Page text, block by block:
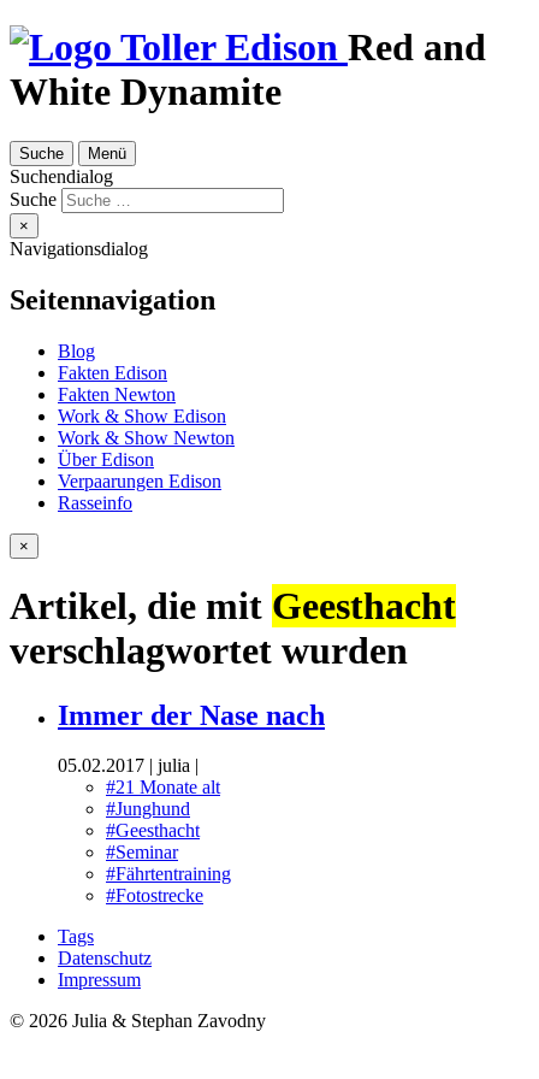
Red and
White Dynamite
Suche Menü
Suchendialog
Suche
×
Navigationsdialog
Seitennavigation
Blog
Fakten Edison
Fakten Newton
Work & Show Edison
Work & Show Newton
Über Edison
Verpaarungen Edison
Rasseinfo
×
Artikel, die mit Geesthacht
verschlagwortet wurden
Immer der Nase nach
05.02.2017 julia
#21 Monate alt
#Junghund
#Geesthacht
#Seminar
#Fährtentraining
#Fotostrecke
Tags
Datenschutz
Impressum
© 2026 Julia & Stephan Zavodny